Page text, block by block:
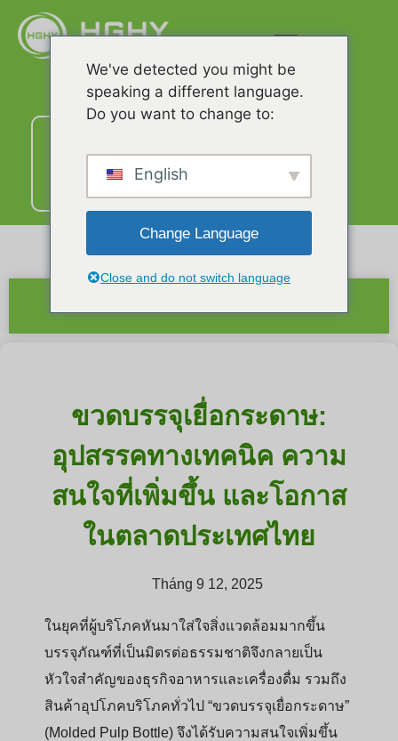
ขวดบรรจุเยื่อกระดาษ:
อุปสรรคทางเทคนิค ความ
สนใจที่เพิ่มขึ้น และโอกาส
ในตลาดประเทศไทย
Tháng 9 12, 2025
ในยุคที่ผู้บริโภคหันมาใส่ใจสิ่งแวดล้อมมากขึ้น
บรรจุภัณฑ์ที่เป็นมิตรต่อธรรมชาติจึงกลายเป็น
หัวใจสำคัญของธุรกิจอาหารและเครื่องดื่ม รวมถึง
สินค้าอุปโภคบริโภคทั่วไป “ขวดบรรจุเยื่อกระดาษ”
(Molded Pulp Bottle) จึงได้รับความสนใจเพิ่มขึ้น
We've detected you might be
speaking a different language.
Do you want to change to:
English
Change Language
Close and do not switch language